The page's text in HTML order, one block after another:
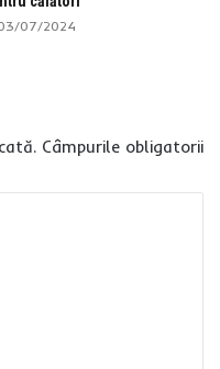
07/2024
Câmpurile obligatorii